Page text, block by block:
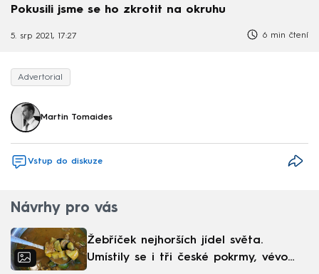
Pokusili jsme se ho zkrotit na okruhu
5. srp 2021, 17:27 6 min čtení
Advertorial
Martin Tomaides
Vstup do diskuze
Návrhy pro vás
Žebříček nejhorších jídel světa.
Umístily se i tři české pokrmy, vévodí